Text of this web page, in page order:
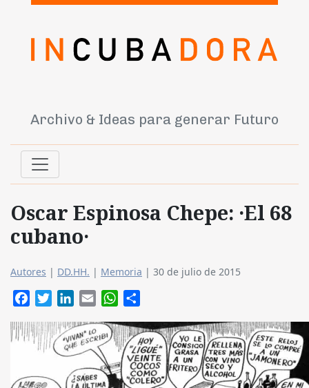
Archivo & Ideas para generar Futuro
Oscar Espinosa Chepe: ·El 68
cubano·
Autores | DD.HH. | Memoria | 30 de julio de 2015
FacebookTwitterLinkedIn
Email WhatsApp